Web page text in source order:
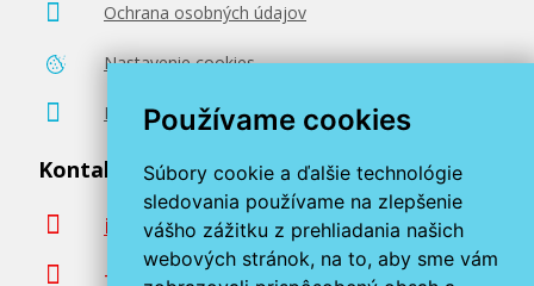
Používame cookies
Súbory cookie a ďalšie technológie
sledovania používame na zlepšenie
vášho zážitku z prehliadania našich
webových stránok, na to, aby sme vám
Ochrana osobných údajov
Nastavenie cookies
Poradenstvo zadarmo
Kontaktujte nás
info@miroluk.sk
+420 377 222 313